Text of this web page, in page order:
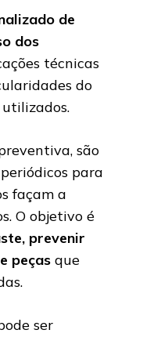
de
dos
técnicas
do
são
para
façam a
O objetivo é
prevenir
peças que
ser